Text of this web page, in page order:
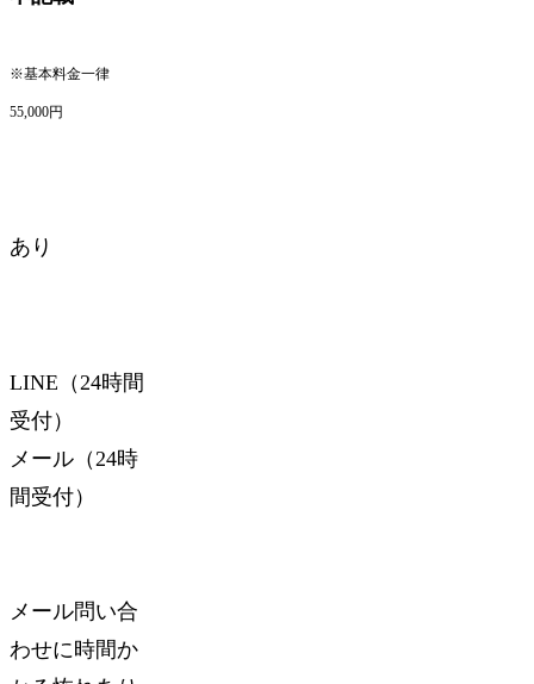
※基本料金一律
55,000円
あり
LINE（24時間
受付）
メール（24時
間受付）
メール問い合
わせに時間か